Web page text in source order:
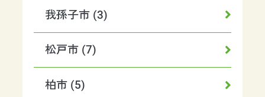
我孫子市 (3)
松戸市 (7)
柏市 (5)